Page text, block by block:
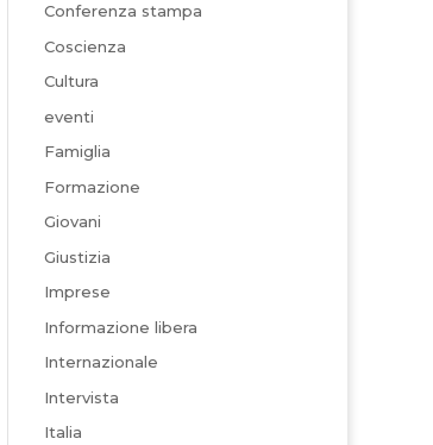
Conferenza stampa
Coscienza
Cultura
eventi
Famiglia
Formazione
Giovani
Giustizia
Imprese
Informazione libera
Internazionale
Intervista
Italia